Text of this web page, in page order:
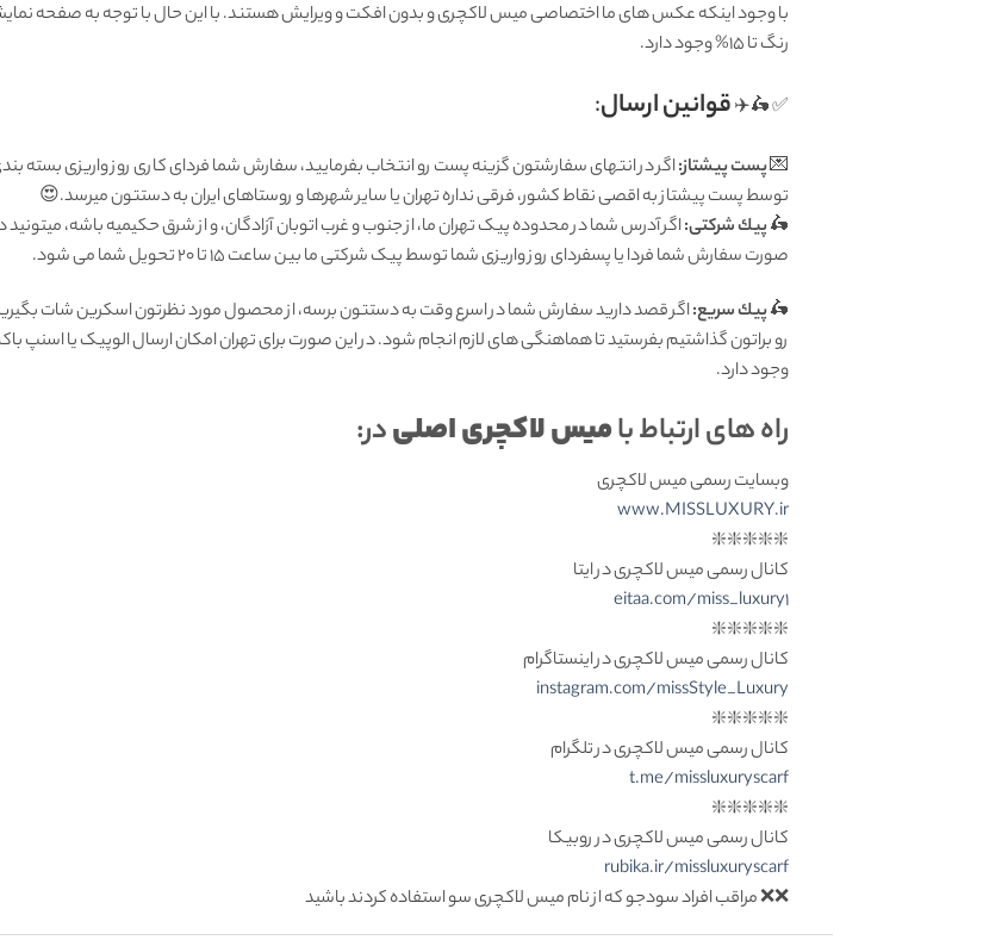
با وجود اینکه عکس های ما اختصاصی میس لاکچری و بدون افکت و ویرایش هستند. با این حال با توجه به صفحه
رنگ تا 15% وجود دارد.
✅ 🛵✈️قوانين ارسال:
💌پست پیشتاز:اگر در انتهای سفارشتون گزینه پست رو انتخاب بفرمایید، سفارش شما فردای کاری روز واریزی بسته
توسط پست پیشتاز به اقصی نقاط کشور، فرقی نداره تهران یا سایر شهرها و روستاهای ایران به دستتون میرسد.😍
🛵پيك شرکتی:اگر آدرس شما در محدوده پیک تهران ما، از جنوب و غرب اتوبان آزادگان، و از شرق حکیمیه باشه،
صورت سفارش شما فردا یا پسفردای روز واريزى شما توسط پیک شرکتی ما بين ساعت ۱۵ تا ٢٠ تحويل شما مى شود.
🛵پيك سریع:اگر قصد دارید سفارش شما در اسرع وقت به دستتون برسه، از محصول مورد نظرتون اسکرین شات
رو براتون گذاشتیم بفرستید تا هماهنگی های لازم انجام شود. در این صورت برای تهران امکان ارسال الوپیک یا
وجود دارد.
راه های ارتباط بامیس لاکچری اصلیدر:
وبسایت رسمی میس لاکچری
www.MISSLUXURY.ir
❇️❇️❇️❇️❇️
کانال رسمی میس لاکچری در ایتا
eitaa.com/miss_luxury1
❇️❇️❇️❇️❇️
کانال رسمی میس لاکچری در اینستاگرام
instagram.com/missStyle_Luxury
❇️❇️❇️❇️❇️
کانال رسمی میس لاکچری در تلگرام
t.me/missluxuryscarf
❇️❇️❇️❇️❇️
کانال رسمی میس لاکچری در روبیکا
rubika.ir/missluxuryscarf
❌❌ مراقب افراد سودجو که از نام میس لاکچری سو استفاده کردند باشید